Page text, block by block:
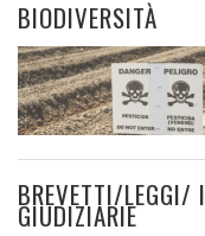
BIODIVERSITÀ
BREVETTI/LEGGI/
GIUDIZIARIE